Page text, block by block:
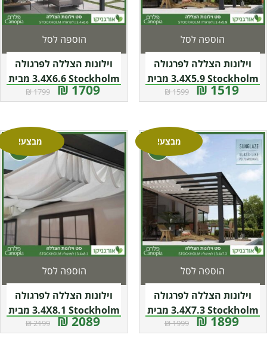
וילונות הצללה לפרגולה
3.4X5.9 Stockholm מבית
פלרם – Canopia
1519 ₪
1599 ₪
הוספה לסל
וילונות הצללה לפרגולה
3.4X6.6 Stockholm מבית
פלרם – Canopia
1709 ₪
1799 ₪
הוספה לסל
מבצע!
וילונות הצללה לפרגולה
3.4X7.3 Stockholm מבית
פלרם – Canopia
1899 ₪
1999 ₪
הוספה לסל
מבצע!
וילונות הצללה לפרגולה
3.4X8.1 Stockholm מבית
פלרם – Canopia
2089 ₪
2199 ₪
הוספה לסל